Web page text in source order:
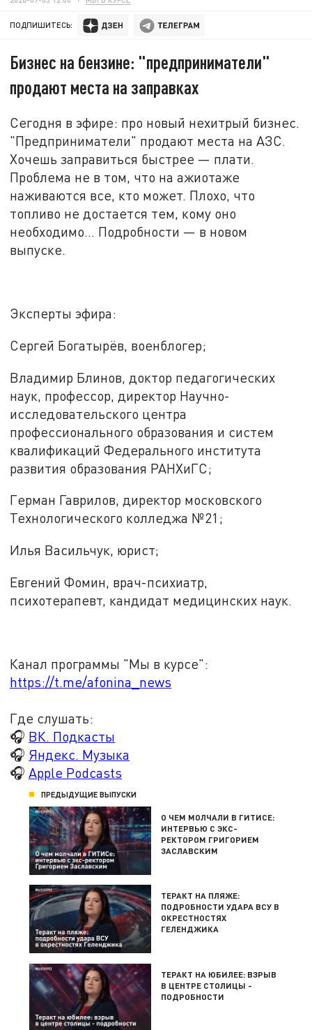
ПОДПИШИТЕСЬ:
Бизнес на бензине: "предприниматели"
продают места на заправках
Сегодня в эфире: про новый нехитрый бизнес.
"Предприниматели" продают места на АЗС.
Хочешьзаправиться быстрее — плати.
Проблема не в том, что на ажиотаже
наживаются все, кто может. Плохо, что
топливо не достается тем, кому оно
необходимо... Подробности — в новом
выпуске.
Эксперты эфира:
Сергей Богатырёв, военблогер;
Владимир Блинов, доктор педагогических
наук, профессор, директор Научно-
исследовательского центра
профессионального образования и систем
квалификаций Федерального института
развития образования РАНХиГС;
Герман Гаврилов, директор московского
Технологического колледжа №21;
Илья Васильчук, юрист;
Евгений Фомин, врач-психиатр,
психотерапевт, кандидат медицинских наук.
Канал программы "Мы в курсе":
https://t.me/afonina_news
Где слушать:
🎧 ВК. Подкасты
🎧 Яндекс. Музыка
🎧Apple Podcasts
ПРЕДЫДУЩИЕ ВЫПУСКИ
О ЧЕМ МОЛЧАЛИ В ГИТИСЕ:
ИНТЕРВЬЮ С ЭКС-
РЕКТОРОМ ГРИГОРИЕМ
ЗАСЛАВСКИМ
ТЕРАКТ НА ПЛЯЖЕ:
ПОДРОБНОСТИ УДАРА ВСУ В
ОКРЕСТНОСТЯХ
ГЕЛЕНДЖИКА
ТЕРАКТ НА ЮБИЛЕЕ: ВЗРЫВ
В ЦЕНТРЕ СТОЛИЦЫ -
ПОДРОБНОСТИ